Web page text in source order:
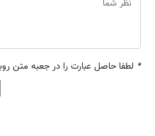
* لطفا حاصل عبارت را در جعبه متن